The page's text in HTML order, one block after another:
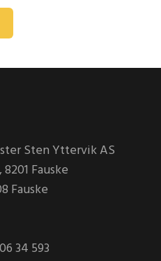
Sten Yttervik AS
Fauske
Fauske
34 593